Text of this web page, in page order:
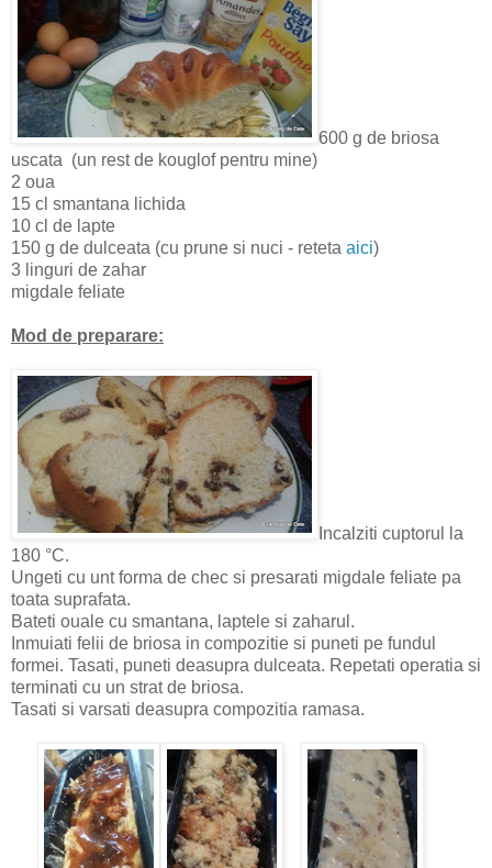
600 g de briosa
uscata (un rest de kouglof pentru mine)
2 oua
15 cl smantana lichida
10 cl de lapte
150 g de dulceata (cu prune si nuci - reteta aici)
3 linguri de zahar
migdale feliate
Mod de preparare:
Incalziti cuptorul la
180 °C.
Ungeti cu unt forma de chec si presarati migdale feliate pa
toata suprafata.
Bateti ouale cu smantana, laptele si zaharul.
Inmuiati felii de briosa in compozitie si puneti pe fundul
formei. Tasati, puneti deasupra dulceata. Repetati operatia si
terminati cu un strat de briosa.
Tasati si varsati deasupra compozitia ramasa.